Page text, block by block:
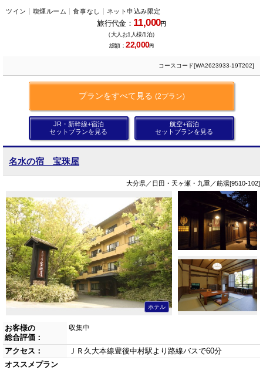
ツイン 喫煙ルーム 食事なし ネット申込み限定
旅行代金： 11,000円
（大人お1人様/1泊）
総額：22,000円
コースコード[WA2623933-19T202]
プランをすべて見る (2プラン)
JR・新幹線+宿泊
セットプランを見る
航空+宿泊
セットプランを見る
名水の宿 宝珠屋
大分県／日田・天ヶ瀬・九重／筋湯[9510-102]
ホテル
お客様の
総合評価：
収集中
アクセス：
ＪＲ久大本線豊後中村駅より路線バスで60分
オススメプラン